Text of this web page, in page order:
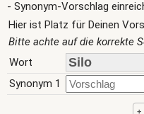
- Synonym-Vorschlag
Hier ist Platz für Deinen
Bitte achte auf die korrekte
Wort
Synonym 1
+